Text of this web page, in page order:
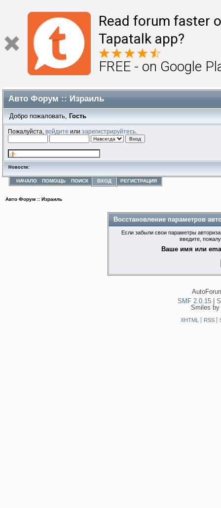
Read forum faster
Tapatalk app?
FREE - on Google
Авто Форум :: Израиль
Добро пожаловать, Гость
Пожалуйста,войдите илизарегистрируйтесь
Новости:
НАЧАЛО ПОМОЩЬ ПОИСК ВХОД РЕГИСТРАЦИЯ
Авто Форум :: Израиль
Восстановление параметров
Если забыли свои параметры
введите,
Ваше имя или
SMF 2.0.15
Smiles
XHTML RSS